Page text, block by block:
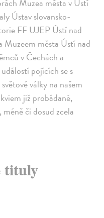
Ústav slovansko-
FF UJEP Ústí nad
Muzeem města Ústí nad
v Čechách a
pojících se s
války na našem
již probádané,
méně či dosud zcela
tituly